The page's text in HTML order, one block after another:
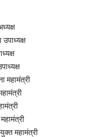
महामंत्री
महामंत्री